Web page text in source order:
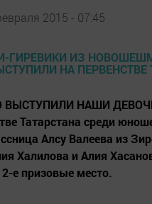
2015 - 07:45
ВЫСТУПИЛИ НАШИ
Татарстана среди
Алсу Валеева из
Халилова и Алия
2-е призовые место.